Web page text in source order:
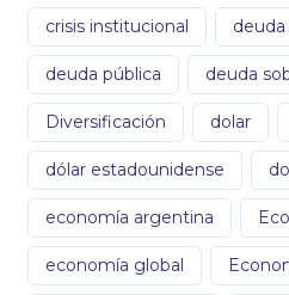
crisis institucional
deuda pública deuda
Diversificación dolar
dólar estadounidense
economía argentina
economía global